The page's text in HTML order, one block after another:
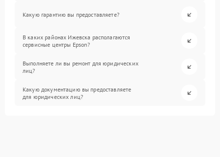
Какую гарантию вы предоставляете?
В каких районах Ижевска располагаются
сервисные центры Epson?
Выполняете ли вы ремонт для юридических
лиц?
Какую документацию вы предоставляете
для юридических лиц?